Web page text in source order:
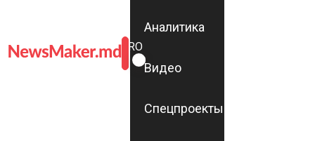
ROMÂNĂ
RU
Аналитика
Видео
Спецпроекты